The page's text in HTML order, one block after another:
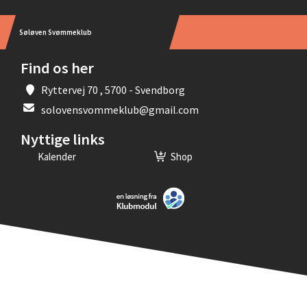
Søløven Svømmeklub
Find os her
Ryttervej 70 , 5700 - Svendborg
solovensvommeklub@gmail.com
Nyttige links
Kalender Shop